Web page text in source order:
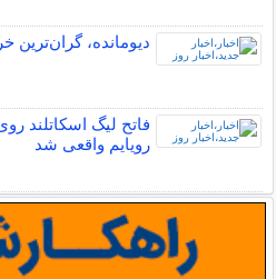
دیومانده، گران‌ترین
فاتح لیگ اسکاتلند
رویایم واقعی شد